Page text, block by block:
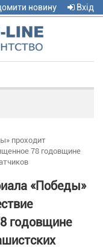
новину Вхід
проходит
78 годовщине
«Победы»
годовщине